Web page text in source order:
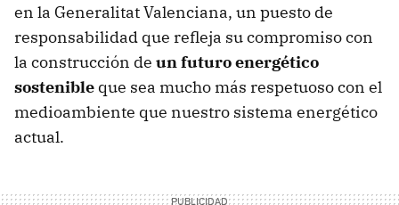
en la Generalitat Valenciana, un puesto de
responsabilidad que refleja su compromiso con
la construcción de un futuro energético
sostenible que sea mucho más respetuoso con el
medioambiente que nuestro sistema energético
actual.